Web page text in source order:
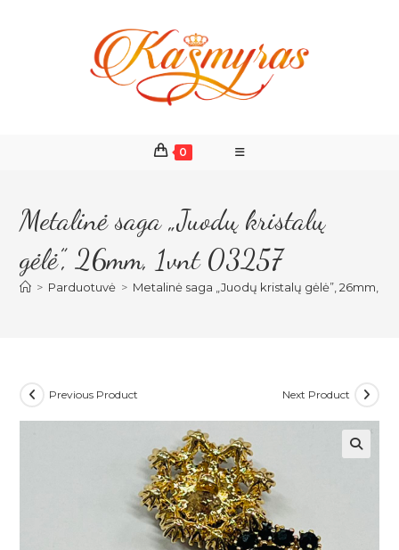
0
Metalinė saga „Juodų kristalų
gėlė”, 26mm, 1vnt 03257
> Parduotuvė > Metalinė saga „Juodų kristalų gėlė”, 26mm,
Previous Product Next Product